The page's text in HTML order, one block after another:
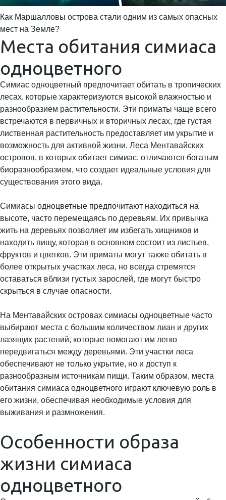
Как Маршалловы острова стали одним из самых опасных
мест на Земле?
Места обитания симиаса
одноцветного
Симиас одноцветный предпочитает обитать в тропических
лесах, которые характеризуются высокой влажностью и
разнообразием растительности. Эти приматы чаще всего
встречаются в первичных и вторичных лесах, где густая
лиственная растительность предоставляет им укрытие и
возможность для активной жизни. Леса Ментавайских
островов, в которых обитает симиас, отличаются богатым
биоразнообразием, что создает идеальные условия для
существования этого вида.
Симиасы одноцветные предпочитают находиться на
высоте, часто перемещаясь по деревьям. Их привычка
жить на деревьях позволяет им избегать хищников и
находить пищу, которая в основном состоит из листьев,
фруктов и цветков. Эти приматы могут также обитать в
более открытых участках леса, но всегда стремятся
оставаться вблизи густых зарослей, где могут быстро
скрыться в случае опасности.
На Ментавайских островах симиасы одноцветные часто
выбирают места с большим количеством лиан и других
лазящих растений, которые помогают им легко
передвигаться между деревьями. Эти участки леса
обеспечивают не только укрытие, но и доступ к
разнообразным источникам пищи. Таким образом, места
обитания симиаса одноцветного играют ключевую роль в
его жизни, обеспечивая необходимые условия для
выживания и размножения.
Особенности образа
жизни симиаса
одноцветного